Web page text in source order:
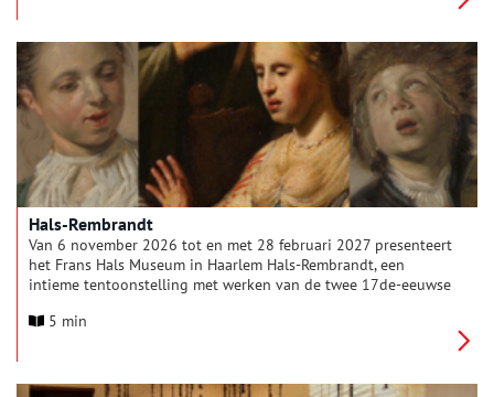
meisje? En wie waren haar ouders? Frans Grijzenhout, emeritus
hoogleraar kunstgeschiedenis aan de Universiteit van
Amsterdam, deed uitgebreid onderzoek naar de identiteit van
het mysterieuze drietal.
Hals-Rembrandt
Van 6 november 2026 tot en met 28 februari 2027 presenteert
het Frans Hals Museum in Haarlem Hals-Rembrandt, een
intieme tentoonstelling met werken van de twee 17de-eeuwse
geroemd om hun levensechte portretten en karakterkoppen in
grootmeesters is gewijd. De negentien schilderijen worden
5 min